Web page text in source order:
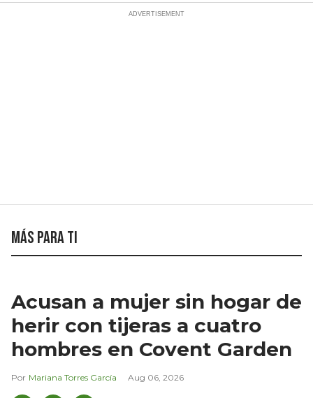
Más para ti
Acusan a mujer sin hogar de
herir con tijeras a cuatro
hombres en Covent Garden
Mariana Torres García Aug 06, 2026